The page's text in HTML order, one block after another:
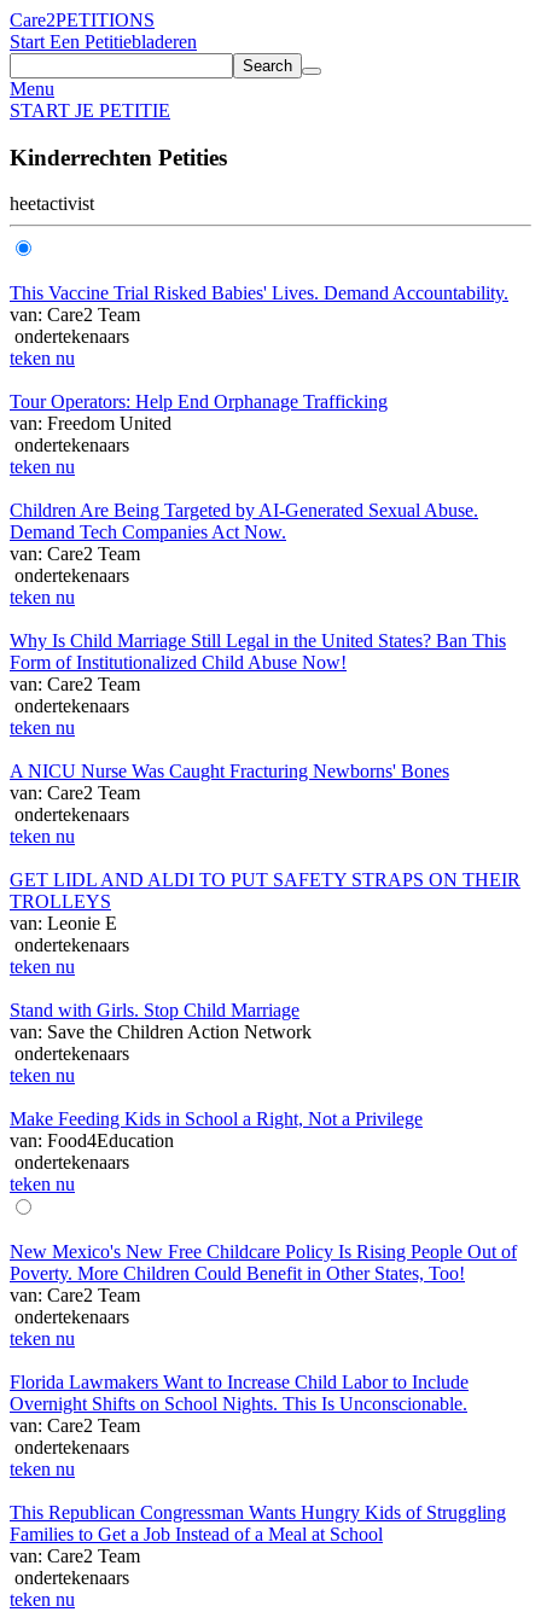
Care2PETITIONS
Start Een Petitiebladeren
Search
Menu
START JE PETITIE
Kinderrechten Petities
heetactivist
This Vaccine Trial Risked Babies' Lives. Demand Accountability.
van: Care2 Team
ondertekenaars
teken nu
Tour Operators: Help End Orphanage Trafficking
van: Freedom United
ondertekenaars
teken nu
Children Are Being Targeted by AI-Generated Sexual Abuse.
Demand Tech Companies Act Now.
van: Care2 Team
ondertekenaars
teken nu
Why Is Child Marriage Still Legal in the United States? Ban This
Form of Institutionalized Child Abuse Now!
van: Care2 Team
ondertekenaars
teken nu
A NICU Nurse Was Caught Fracturing Newborns' Bones
van: Care2 Team
ondertekenaars
teken nu
GET LIDL AND ALDI TO PUT SAFETY STRAPS ON THEIR
TROLLEYS
van: Leonie E
ondertekenaars
teken nu
Stand with Girls. Stop Child Marriage
van: Save the Children Action Network
ondertekenaars
teken nu
Make Feeding Kids in School a Right, Not a Privilege
van: Food4Education
ondertekenaars
teken nu
New Mexico's New Free Childcare Policy Is Rising People Out of
Poverty. More Children Could Benefit in Other States, Too!
van: Care2 Team
ondertekenaars
teken nu
Florida Lawmakers Want to Increase Child Labor to Include
Overnight Shifts on School Nights. This Is Unconscionable.
van: Care2 Team
ondertekenaars
teken nu
This Republican Congressman Wants Hungry Kids of Struggling
Families to Get a Job Instead of a Meal at School
van: Care2 Team
ondertekenaars
teken nu